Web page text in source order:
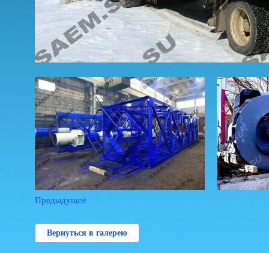
Предыдущее
Вернуться в галерею